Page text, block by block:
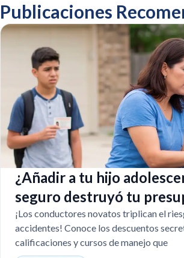
Publicaciones
¿Añadir a tu hijo
seguro destruyó tu
Texas?
¡Los conductores novatos triplican el
accidentes! Conoce los descuentos
calificaciones y cursos de manejo que